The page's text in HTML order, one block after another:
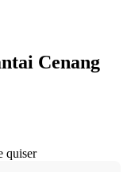
Cenang
quiser